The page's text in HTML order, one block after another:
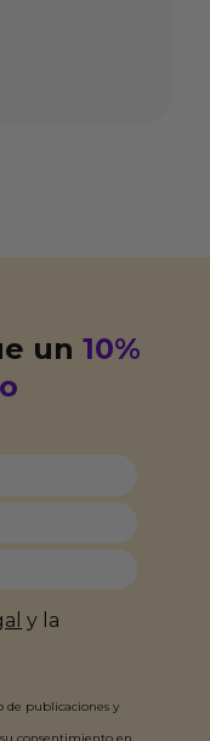
un10%
y la
de publicaciones y